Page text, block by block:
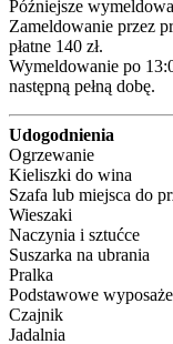
Późniejsze
Zameldowanie przez
płatne 140 zł.
Wymeldowanie po
następną pełną dobę.
Udogodnienia
Ogrzewanie
Kieliszki do wina
Szafa lub miejsca do
Wieszaki
Naczynia i sztućce
Suszarka na ubrania
Pralka
Podstawowe
Czajnik
Jadalnia